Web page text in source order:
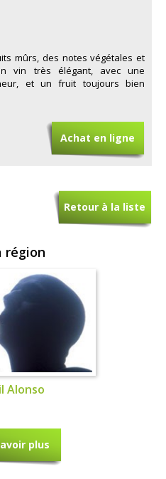
mûrs, des notes végétales et
vin très élégant, avec une
et un fruit toujours bien
Achat en ligne
Retour à la liste
région
Alonso
plus